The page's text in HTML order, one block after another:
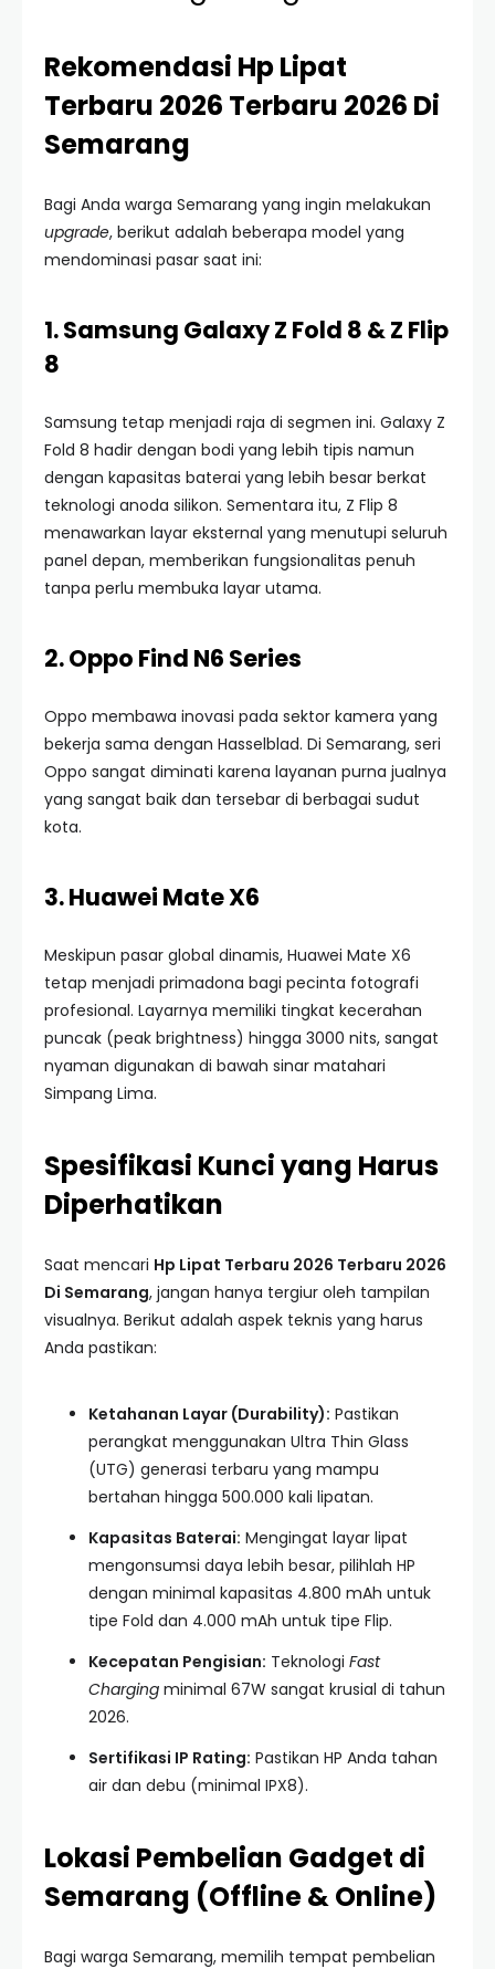
Rekomendasi Hp Lipat
Terbaru 2026 Terbaru 2026 Di
Semarang
Bagi Anda warga Semarang yang ingin melakukan
upgrade, berikut adalah beberapa model yang
mendominasi pasar saat ini:
1. Samsung Galaxy Z Fold 8 & Z Flip
8
Samsung tetap menjadi raja di segmen ini. Galaxy Z
Fold 8 hadir dengan bodi yang lebih tipis namun
dengan kapasitas baterai yang lebih besar berkat
teknologi anoda silikon. Sementara itu, Z Flip 8
menawarkan layar eksternal yang menutupi seluruh
panel depan, memberikan fungsionalitas penuh
tanpa perlu membuka layar utama.
2. Oppo Find N6 Series
Oppo membawa inovasi pada sektor kamera yang
bekerja sama dengan Hasselblad. Di Semarang, seri
Oppo sangat diminati karena layanan purna jualnya
yang sangat baik dan tersebar di berbagai sudut
kota.
3. Huawei Mate X6
Meskipun pasar global dinamis, Huawei Mate X6
tetap menjadi primadona bagi pecinta fotografi
profesional. Layarnya memiliki tingkat kecerahan
puncak (peak brightness) hingga 3000 nits, sangat
nyaman digunakan di bawah sinar matahari
Simpang Lima.
Spesifikasi Kunci yang Harus
Diperhatikan
Saat mencari Hp Lipat Terbaru 2026 Terbaru 2026
Di Semarang, jangan hanya tergiur oleh tampilan
visualnya. Berikut adalah aspek teknis yang harus
Anda pastikan:
Ketahanan Layar (Durability): Pastikan
perangkat menggunakan Ultra Thin Glass
(UTG) generasi terbaru yang mampu
bertahan hingga 500.000 kali lipatan.
Kapasitas Baterai: Mengingat layar lipat
mengonsumsi daya lebih besar, pilihlah HP
dengan minimal kapasitas 4.800 mAh untuk
tipe Fold dan 4.000 mAh untuk tipe Flip.
Kecepatan Pengisian: Teknologi Fast
Charging minimal 67W sangat krusial di tahun
2026.
Sertifikasi IP Rating: Pastikan HP Anda tahan
air dan debu (minimal IPX8).
Lokasi Pembelian Gadget di
Semarang (Offline & Online)
Bagi warga Semarang, memilih tempat pembelian